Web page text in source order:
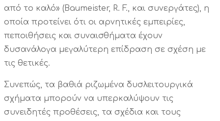
από το καλό» (Baumeister, R. F., και συνεργάτες), η
οποία προτείνει ότι οι αρνητικές εμπειρίες,
πεποιθήσεις και συναισθήματα έχουν
δυσανάλογα μεγαλύτερη επίδραση σε σχέση με
τις θετικές.
Συνεπώς, τα βαθιά ριζωμένα δυσλειτουργικά
σχήματα μπορούν να υπερκαλύψουν τις
συνειδητές προθέσεις, τα σχέδια και τους